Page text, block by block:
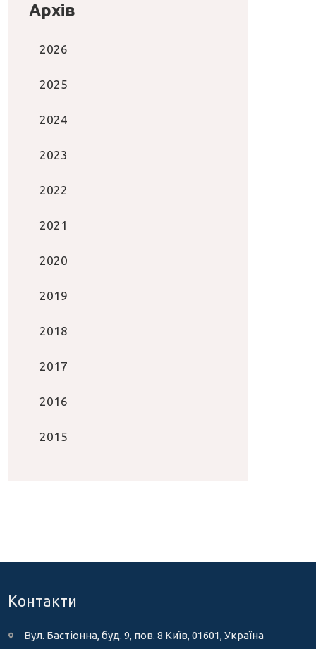
Архів
2026
2025
2024
2023
2022
2021
2020
2019
2018
2017
2016
2015
Контакти
Вул. Бастіонна, буд. 9, пов. 8 Київ, 01601, Україна